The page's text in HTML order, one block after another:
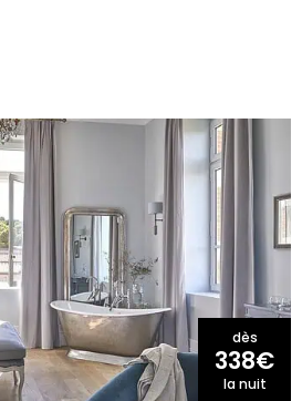
dès
338€
la nuit